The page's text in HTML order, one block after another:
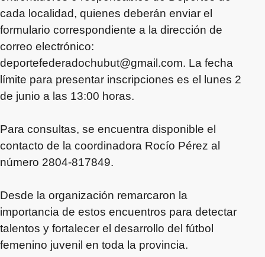
cada localidad, quienes deberán enviar el
formulario correspondiente a la dirección de
correo electrónico:
deportefederadochubut@gmail.com. La fecha
límite para presentar inscripciones es el lunes 2
de junio a las 13:00 horas.
Para consultas, se encuentra disponible el
contacto de la coordinadora Rocío Pérez al
número 2804-817849.
Desde la organización remarcaron la
importancia de estos encuentros para detectar
talentos y fortalecer el desarrollo del fútbol
femenino juvenil en toda la provincia.